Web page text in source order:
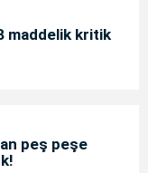
maddelik kritik
peş peşe